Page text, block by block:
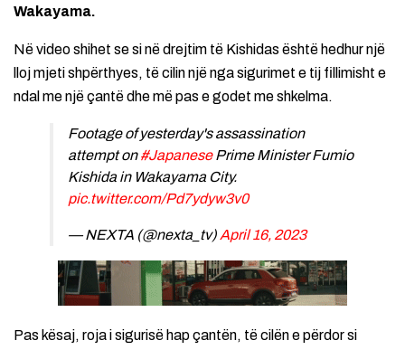
Wakayama.
Në video shihet se si në drejtim të Kishidas është hedhur një
lloj mjeti shpërthyes, të cilin një nga sigurimet e tij fillimisht e
ndal me një çantë dhe më pas e godet me shkelma.
Footage of yesterday's assassination
attempt on#JapanesePrime Minister Fumio
Kishida in Wakayama City.
pic.twitter.com/Pd7ydyw3v0
— NEXTA (@nexta_tv) April 16, 2023
Pas kësaj, roja i sigurisë hap çantën, të cilën e përdor si